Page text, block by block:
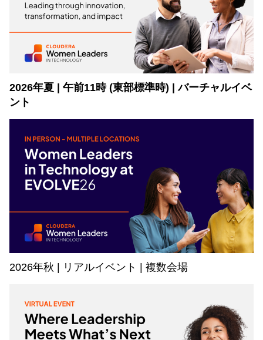
2026年夏 | 午前11時 (東部標準時) | バーチャルイベ
ント
2026年秋 | リアルイベント | 複数会場